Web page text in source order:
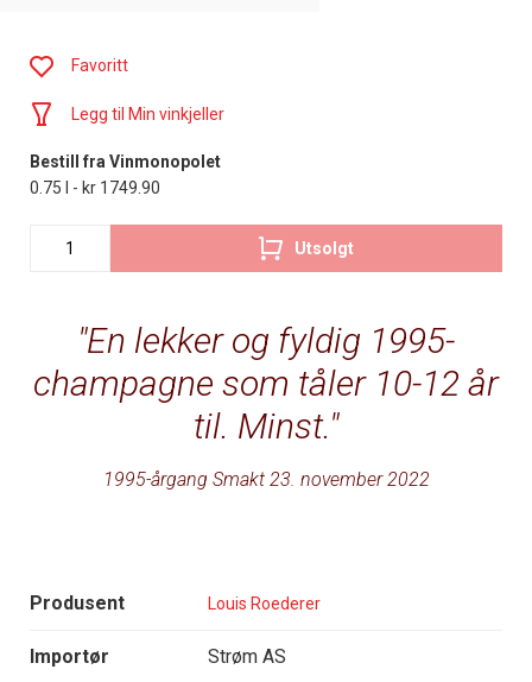
En lekker og fyldig 1995-
champagne som tåler 10-12 år
til. Minst.
1995-årgang Smakt 23. november 2022
Produsent Louis Roederer
Importør Strøm AS
Favoritt
Legg til Min vinkjeller
Bestill fra Vinmonopolet
0.75 l - kr 1749.90
Utsolgt